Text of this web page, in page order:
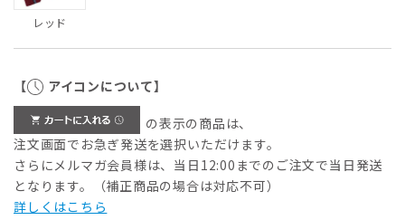
レッド
【 アイコンについて】
の表示の商品は、
注文画面でお急ぎ発送を選択いただけます。
さらにメルマガ会員様は、当日12:00までのご注文で当日発送
となります。（補正商品の場合は対応不可）
詳しくはこちら